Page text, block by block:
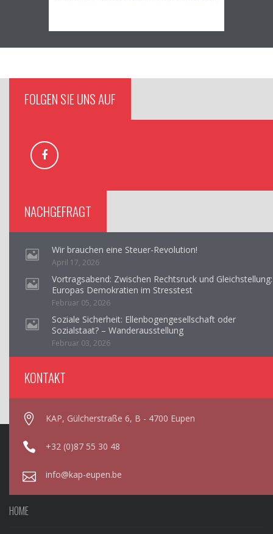
FOLGEN SIE UNS AUF
NACHGEFRAGT
Wir brauchen eine Steuer-Revolution!
April 17, 2026
Vortragsabend: Zwischen Rechtsruck und Gleichstellung:
Europas Demokratien im Stresstest
Februar 05, 2026
Soziale Sicherheit: Ellenbogengesellschaft oder
Sozialstaat? – Wanderausstellung
Februar 03, 2026
KONTAKT
KAP, Gülcherstraße 6, B - 4700 Eupen
+32 (0)87 55 30 48
info@kap-eupen.be
HOME